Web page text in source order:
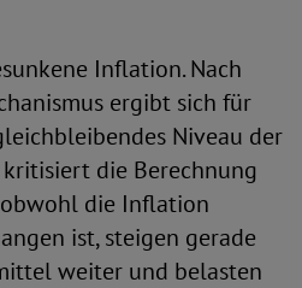
Inflation. Nach
ergibt sich für
Niveau der
kritisiert die Berechnung
obwohl die Inflation
ist, steigen gerade
weiter und belasten